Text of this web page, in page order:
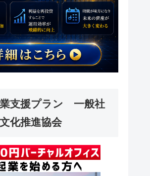
支援プラン 一般社
化推進協会